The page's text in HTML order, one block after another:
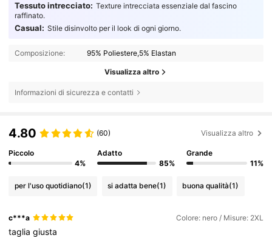
Tessuto intrecciato: Texture intrecciata essenziale dal fascino
raffinato.
Casual: Stile disinvolto per il look di ogni giorno.
Composizione: 95% Poliestere,5% Elastan
Visualizza altro
Informazioni di sicurezza e contatti
4.80 (60) Visualizza altro
Piccolo
4%
Adatto
85%
Grande
11%
per l'uso quotidiano(1) si adatta bene(1) buona qualità(1)
c***a Colore: nero / Misure: 2XL
tagliagiusta